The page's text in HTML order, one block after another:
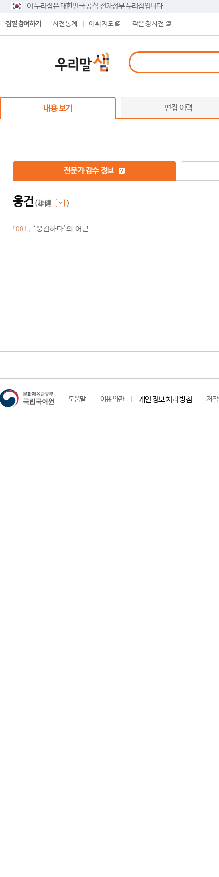
이 누리집은 대한민국 공식 전자정부 누리집입니다.
집필 참여하기 사전 통계 어휘 지도 작은 창 사전
내용 보기 편집 이력
전문가 감수 정보
웅건(雄健 )
「001」 ‘웅건하다’의 어근.
도움말 이용 약관 개인 정보 처리 방침 저